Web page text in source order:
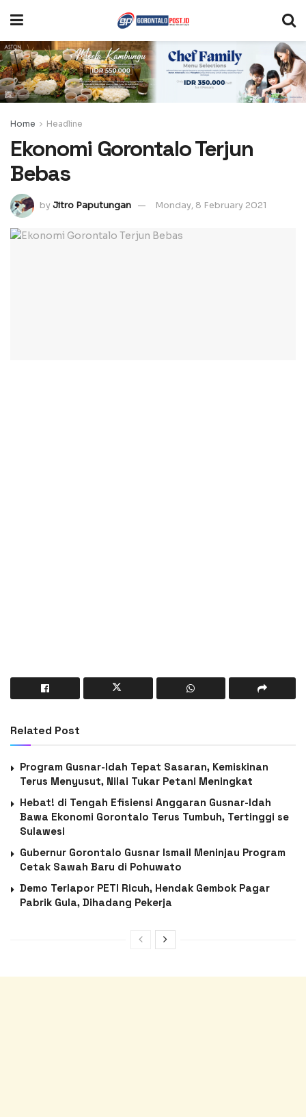
Home Headline
Ekonomi Gorontalo Terjun
Bebas
byJitro Paputungan Monday, 8 February 2021
Related Post
Program Gusnar-Idah Tepat Sasaran, Kemiskinan
Terus Menyusut, Nilai Tukar Petani Meningkat
Hebat! di Tengah Efisiensi Anggaran Gusnar-Idah
Bawa Ekonomi Gorontalo Terus Tumbuh, Tertinggi se
Sulawesi
Gubernur Gorontalo Gusnar Ismail Meninjau Program
Cetak Sawah Baru di Pohuwato
Demo Terlapor PETI Ricuh, Hendak Gembok Pagar
Pabrik Gula, Dihadang Pekerja